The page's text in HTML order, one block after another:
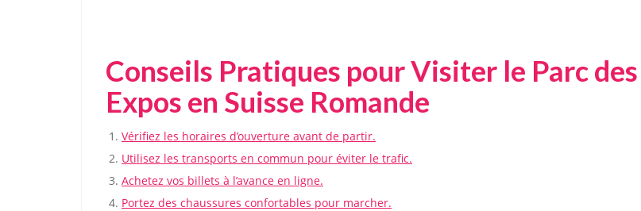
Conseils Pratiques pour Visiter le Parc des
Expos en Suisse Romande
Vérifiez les horaires d’ouverture avant de partir.
Utilisez les transports en commun pour éviter le trafic.
Achetez vos billets à l’avance en ligne.
Portez des chaussures confortables pour marcher.